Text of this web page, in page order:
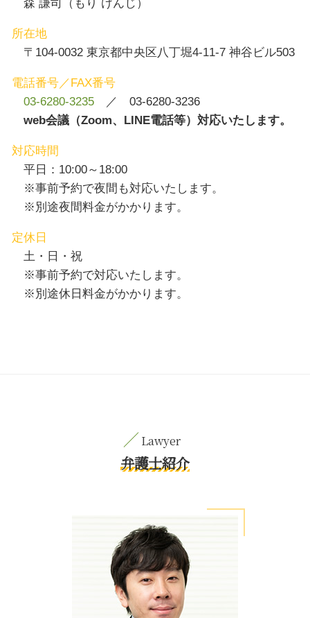
森 謙司（もり けんじ）
所在地
〒104-0032 東京都中央区八丁堀4-11-7 神谷ビル503
電話番号／FAX番号
03-6280-3235 ／ 03-6280-3236
web会議（Zoom、LINE電話等）対応いたします。
対応時間
平日：10:00～18:00
※事前予約で夜間も対応いたします。
※別途夜間料金がかかります。
定休日
土・日・祝
※事前予約で対応いたします。
※別途休日料金がかかります。
弁護士紹介